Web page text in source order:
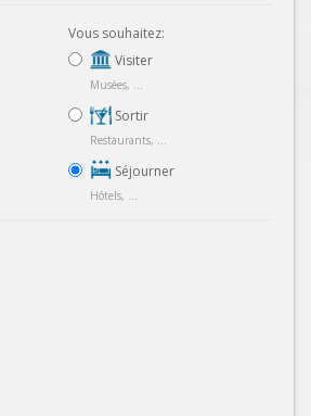
Vous souhaitez:
Visiter
Musées, ...
Sortir
Restaurants, ...
Séjourner
Hôtels, ...